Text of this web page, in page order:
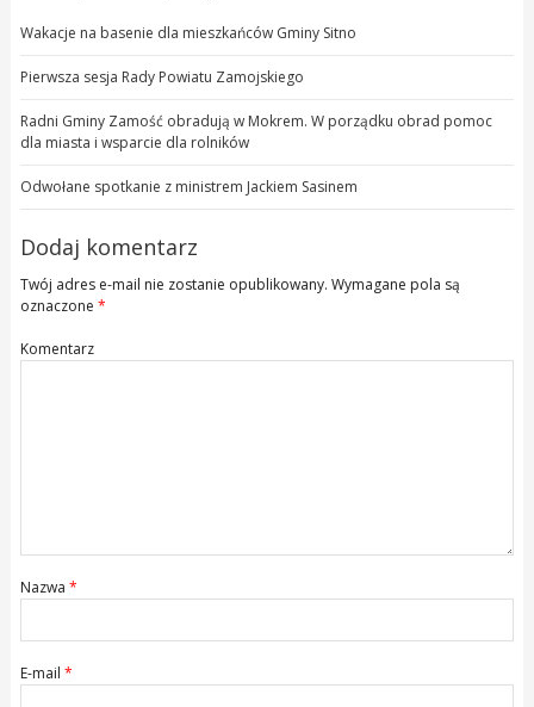
Wakacje na basenie dla mieszkańców Gminy Sitno
Pierwsza sesja Rady Powiatu Zamojskiego
Radni Gminy Zamość obradują w Mokrem. W porządku obrad pomoc
dla miasta i wsparcie dla rolników
Odwołane spotkanie z ministrem Jackiem Sasinem
Dodaj komentarz
Twój adres e-mail nie zostanie opublikowany. Wymagane pola są
oznaczone *
Komentarz
Nazwa *
E-mail *